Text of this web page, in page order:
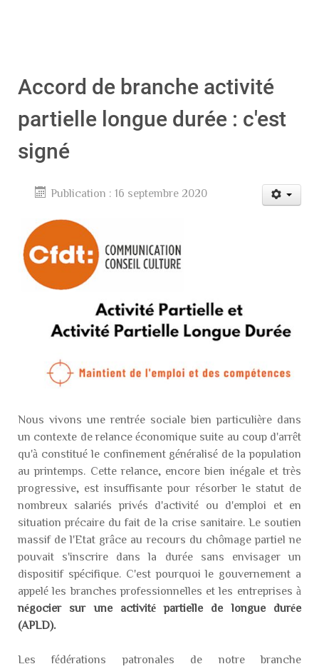
Accord de branche activité
partielle longue durée : c'est
signé
Publication : 16 septembre 2020
Nous vivons une rentrée sociale bien particulière dans
un contexte de relance économique suite au coup d'arrêt
qu'à constitué le confinement généralisé de la population
au printemps. Cette relance, encore bien inégale et très
progressive, est insuffisante pour résorber le statut de
nombreux salariés privés d'activité ou d'emploi et en
situation précaire du fait de la crise sanitaire. Le soutien
massif de l'Etat grâce au recours du chômage partiel ne
pouvait s'inscrire dans la durée sans envisager un
dispositif spécifique. C'est pourquoi le gouvernement a
appelé les branches professionnelles et les entreprises à
négocier sur une activité partielle de longue durée
(APLD).
Les fédérations patronales de notre branche